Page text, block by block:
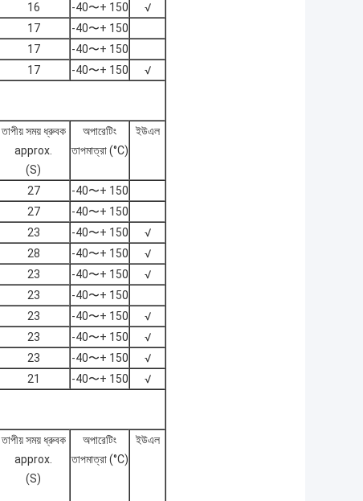
16 -40〜+ 150
√
17
-40〜+ 150
17
-40〜+ 150
17 -40〜+ 150 √
তাপীয় সময় ধ্রুবক
approx.
(S)
অপারেটিং
তাপমাত্রা (°C)
ইউএল
27
-40〜+ 150
27
-40〜+ 150
23 -40〜+ 150
√
28 -40〜+ 150
√
23 -40〜+ 150
√
23
-40〜+ 150
23 -40〜+ 150
√
23 -40〜+ 150
√
23 -40〜+ 150
√
21 -40〜+ 150 √
তাপীয় সময় ধ্রুবক
approx.
(S)
অপারেটিং
তাপমাত্রা (°C)
ইউএল